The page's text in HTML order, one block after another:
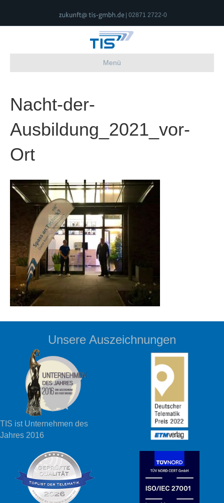
| 02871 2722-0
Menü
Nacht-der-
Ausbildung_2021_vor-
Ort
Unsere Auszeichnungen
TIS ist Unternehmen des
Jahres 2016